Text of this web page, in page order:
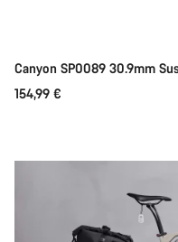
Canyon SP0089 30.9mm
154,99 €